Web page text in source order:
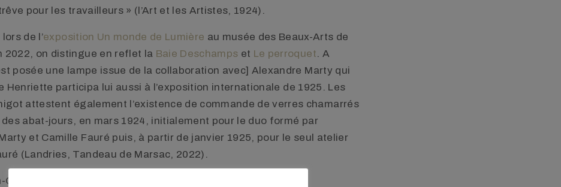
pour les travailleurs » (l’Art et les Artistes, 1924).
de l’exposition Un monde de Lumière au musée des Beaux-Arts de
2022, on distingue en reflet la Baie Deschamps et Le perroquet. A
posée une lampe issue de la collaboration avec] Alexandre Marty qui
Henriette participa lui aussi à l’exposition internationale de 1925. Les
attestent également l’existence de commande de verres chamarrés
abat-jours, en mars 1924, initialement pour le duo formé par
et Camille Fauré puis, à partir de janvier 1925, pour le seul atelier
(Landries, Tandeau de Marsac, 2022).
Dionnet.